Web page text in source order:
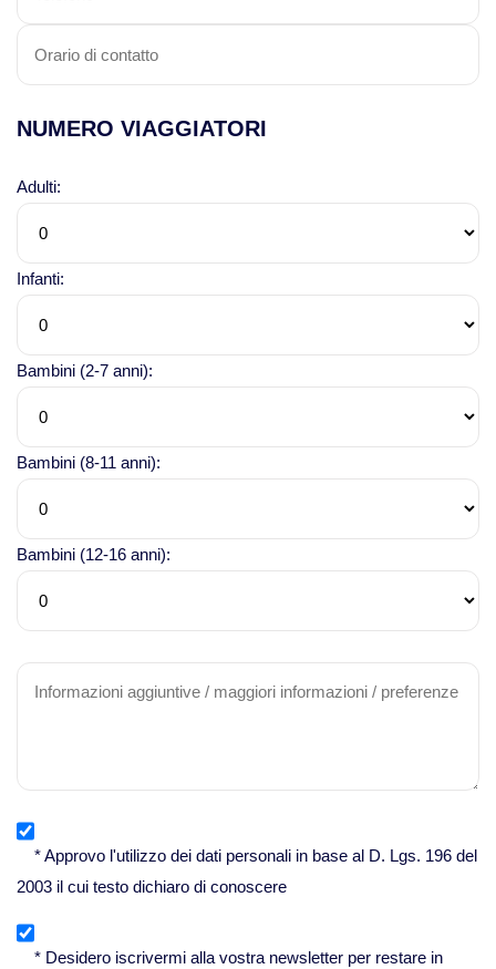
NUMERO VIAGGIATORI
Adulti:
Infanti:
Bambini (2-7 anni):
Bambini (8-11 anni):
Bambini (12-16 anni):
* Approvo l'utilizzo dei dati personali in base al D. Lgs. 196 del
2003 il cui testo dichiaro di conoscere
* Desidero iscrivermi alla vostra newsletter per restare in